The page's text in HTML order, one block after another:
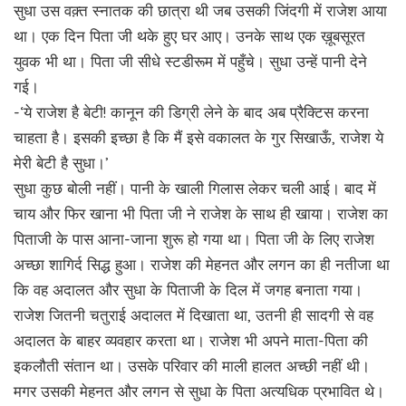
सुधा उस वक़्त स्नातक की छात्रा थी जब उसकी जिंदगी में राजेश आया
था। एक दिन पिता जी थके हुए घर आए। उनके साथ एक ख़ूबसूरत
युवक भी था। पिता जी सीधे स्टडीरूम में पहुँचे। सुधा उन्हें पानी देने
गई।
-‘ये राजेश है बेटी! कानून की डिग्री लेने के बाद अब प्रैक्टिस करना
चाहता है। इसकी इच्छा है कि मैं इसे वकालत के गुर सिखाऊँ, राजेश ये
मेरी बेटी है सुधा।’
सुधा कुछ बोली नहीं। पानी के खाली गिलास लेकर चली आई। बाद में
चाय और फिर खाना भी पिता जी ने राजेश के साथ ही खाया। राजेश का
पिताजी के पास आना-जाना शुरू हो गया था। पिता जी के लिए राजेश
अच्छा शागिर्द सिद्ध हुआ। राजेश की मेहनत और लगन का ही नतीजा था
कि वह अदालत और सुधा के पिताजी के दिल में जगह बनाता गया।
राजेश जितनी चतुराई अदालत में दिखाता था, उतनी ही सादगी से वह
अदालत के बाहर व्यवहार करता था। राजेश भी अपने माता-पिता की
इकलौती संतान था। उसके परिवार की माली हालत अच्छी नहीं थी।
मगर उसकी मेहनत और लगन से सुधा के पिता अत्यधिक प्रभावित थे।